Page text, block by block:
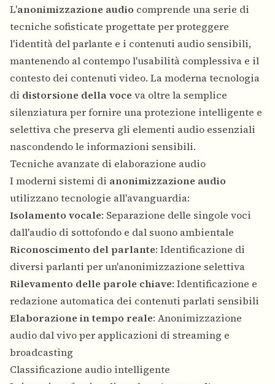
L'anonimizzazione audio comprende una serie di
tecniche sofisticate progettate per proteggere
l'identità del parlante e i contenuti audio sensibili,
mantenendo al contempo l'usabilità complessiva e il
contesto dei contenuti video. La moderna tecnologia
di distorsione della voce va oltre la semplice
silenziatura per fornire una protezione intelligente e
selettiva che preserva gli elementi audio essenziali
nascondendo le informazioni sensibili.
Tecniche avanzate di elaborazione audio
I moderni sistemi di anonimizzazione audio
utilizzano tecnologie all'avanguardia:
Isolamento vocale: Separazione delle singole voci
dall'audio di sottofondo e dal suono ambientale
Riconoscimento del parlante: Identificazione di
diversi parlanti per un'anonimizzazione selettiva
Rilevamento delle parole chiave: Identificazione e
redazione automatica dei contenuti parlati sensibili
Elaborazione in tempo reale: Anonimizzazione
audio dal vivo per applicazioni di streaming e
broadcasting
Classificazione audio intelligente